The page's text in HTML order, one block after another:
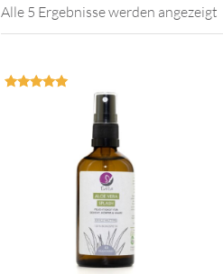
Alle 5 Ergebnisse werden angezeigt